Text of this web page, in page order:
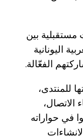
بين
اليونانية
الفعّالة.
للمنتدى،
الاتصال،
في حواراته